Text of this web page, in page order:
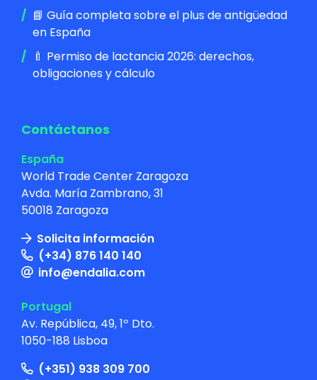
📘 Guía completa sobre el plus de antigüedad
en España
🍼 Permiso de lactancia 2026: derechos,
obligaciones y cálculo
Contáctanos
España
World Trade Center Zaragoza
Avda. María Zambrano, 31
50018 Zaragoza
Solicita información
(+34) 876 140 140
info@endalia.com
Portugal
Av. República, 49, 1º Dto.
1050-188 Lisboa
(+351) 938 309 700